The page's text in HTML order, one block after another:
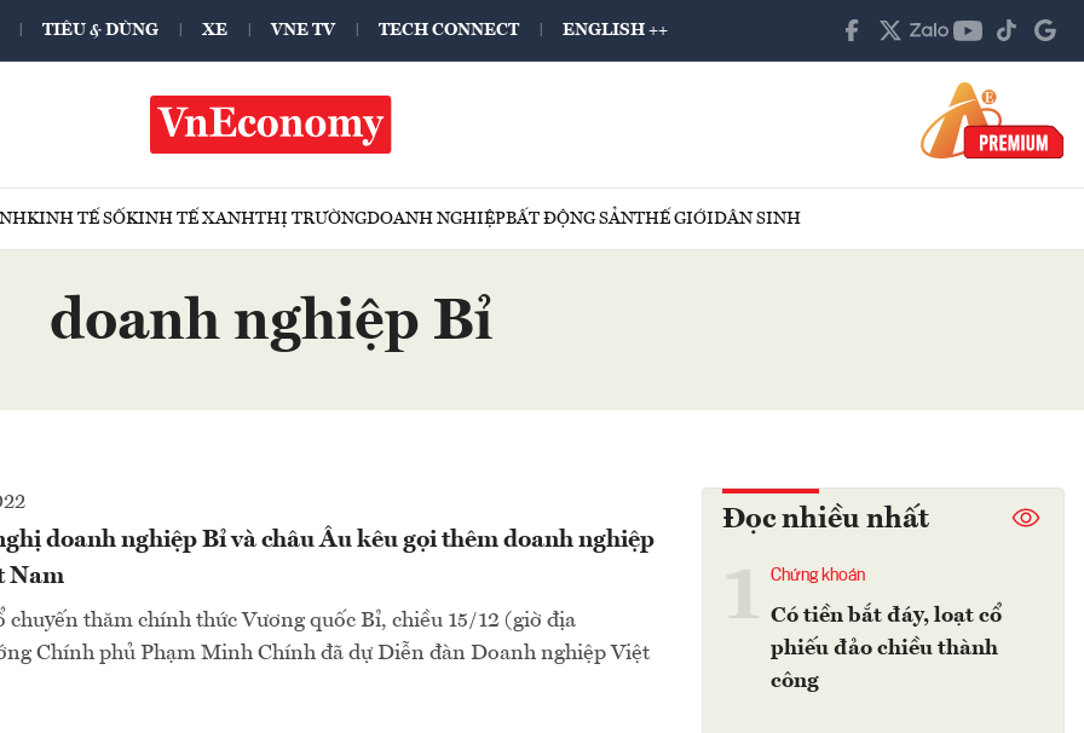
TIÊU & DÙNG XE VNE TV TECH CONNECT ENGLISH ++
KINH TẾ SỐKINH TẾ XANHTHỊ TRƯỜNGDOANH NGHIỆPBẤT ĐỘNG SẢNTHẾ GIỚIDÂN SINH
doanh nghiệp Bỉ
doanh nghiệp Bỉ và châu Âu kêu gọi thêm doanh nghiệp
Nam
thăm chính thức Vương quốc Bỉ, chiều 15/12 (giờ địa
Chính phủ Phạm Minh Chính đã dự Diễn đàn Doanh nghiệp Việt
Đọc nhiều nhất
Chứng khoán
Có tiền bắt đáy, loạt cổ
phiếu đảo chiều thành
công